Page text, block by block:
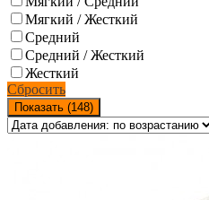
Мягкий / Жесткий
Средний
Средний / Жесткий
Жесткий
Сбросить
Показать (148)